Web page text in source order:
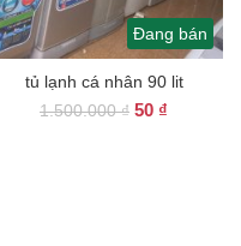
Đang bán
tủ lạnh cá nhân 90 lit
1.500.000₫ Giá
50 ₫